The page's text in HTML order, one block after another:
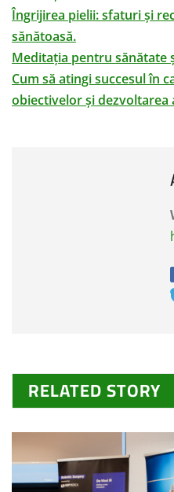
Îngrijirea pielii: sfaturi și
sănătoasă.
Meditația pentru sănătate
Cum să atingi succesul în
obiectivelor și dezvoltarea
RELATED STORY